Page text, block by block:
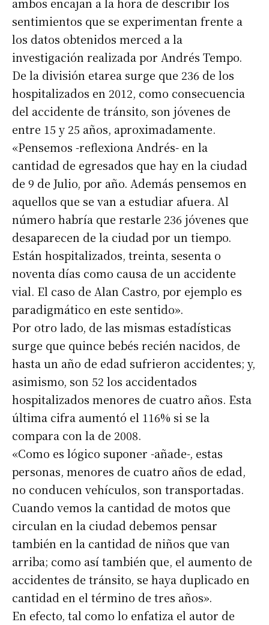
ambos encajan a la hora de describir los
sentimientos que se experimentan frente a
los datos obtenidos merced a la
investigación realizada por Andrés Tempo.
De la división etarea surge que 236 de los
hospitalizados en 2012, como consecuencia
del accidente de tránsito, son jóvenes de
entre 15 y 25 años, aproximadamente.
«Pensemos -reflexiona Andrés- en la
cantidad de egresados que hay en la ciudad
de 9 de Julio, por año. Además pensemos en
aquellos que se van a estudiar afuera. Al
número habría que restarle 236 jóvenes que
desaparecen de la ciudad por un tiempo.
Están hospitalizados, treinta, sesenta o
noventa días como causa de un accidente
vial. El caso de Alan Castro, por ejemplo es
paradigmático en este sentido».
Por otro lado, de las mismas estadísticas
surge que quince bebés recién nacidos, de
hasta un año de edad sufrieron accidentes; y,
asimismo, son 52 los accidentados
hospitalizados menores de cuatro años. Esta
última cifra aumentó el 116% si se la
compara con la de 2008.
«Como es lógico suponer -añade-, estas
personas, menores de cuatro años de edad,
no conducen vehículos, son transportadas.
Cuando vemos la cantidad de motos que
circulan en la ciudad debemos pensar
también en la cantidad de niños que van
arriba; como así también que, el aumento de
accidentes de tránsito, se haya duplicado en
cantidad en el término de tres años».
En efecto, tal como lo enfatiza el autor de